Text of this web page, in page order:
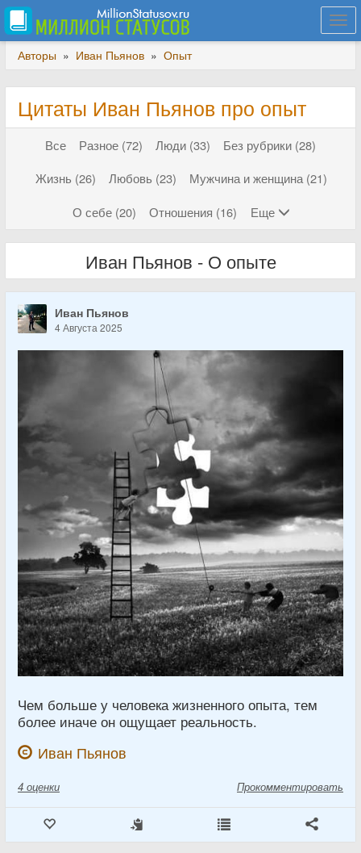
Авторы » Иван Пьянов » Опыт
Цитаты Иван Пьянов про опыт
Все Разное (72) Люди (33)
Без рубрики (28)
Жизнь (26)
Любовь (23)
Мужчина и женщина (21)
О себе (20)
Отношения (16) Еще
Иван Пьянов - О опыте
Иван Пьянов
4 Августа 2025
Чем больше у человека жизненного опыта, тем
более иначе он ощущает реальность.
Иван Пьянов
4 оценки Прокомментировать